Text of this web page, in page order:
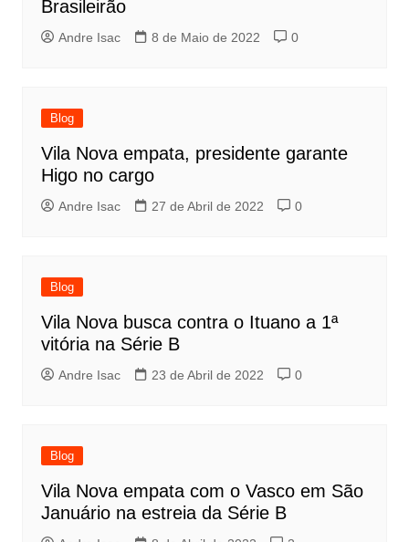
Brasileirão
Andre Isac 8 de Maio de 2022 0
Blog
Vila Nova empata, presidente garante
Higo no cargo
Andre Isac 27 de Abril de 2022 0
Blog
Vila Nova busca contra o Ituano a 1ª
vitória na Série B
Andre Isac 23 de Abril de 2022 0
Blog
Vila Nova empata com o Vasco em São
Januário na estreia da Série B